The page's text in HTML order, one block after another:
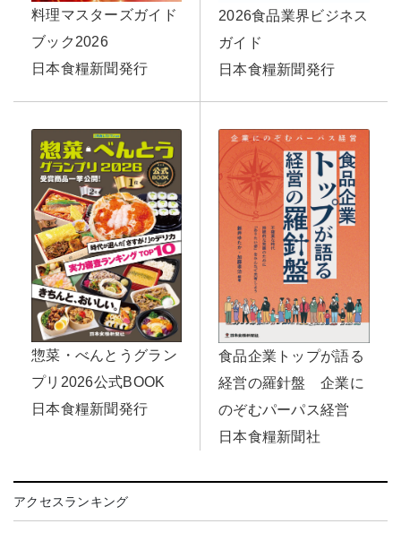
料理マスターズガイド
ブック2026
日本食糧新聞発行
2026食品業界ビジネス
ガイド
日本食糧新聞発行
惣菜・べんとうグラン
プリ2026公式BOOK
日本食糧新聞発行
食品企業トップが語る
経営の羅針盤 企業に
のぞむパーパス経営
日本食糧新聞社
アクセスランキング